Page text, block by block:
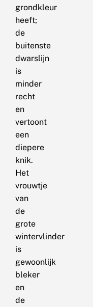
grondkleur
heeft;
de
buitenste
dwarslijn
is
minder
recht
en
vertoont
een
diepere
knik.
Het
vrouwtje
van
de
grote
wintervlinder
is
gewoonlijk
bleker
en
de